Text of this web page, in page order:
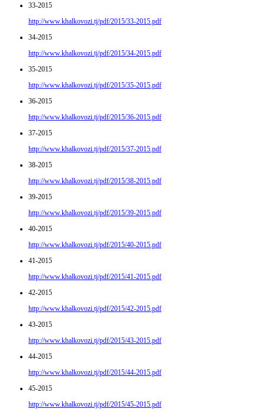
33-2015
http://www.khalkovozi.tj/pdf/2015/33-2015.pdf
34-2015
http://www.khalkovozi.tj/pdf/2015/34-2015.pdf
35-2015
http://www.khalkovozi.tj/pdf/2015/35-2015.pdf
36-2015
http://www.khalkovozi.tj/pdf/2015/36-2015.pdf
37-2015
http://www.khalkovozi.tj/pdf/2015/37-2015.pdf
38-2015
http://www.khalkovozi.tj/pdf/2015/38-2015.pdf
39-2015
http://www.khalkovozi.tj/pdf/2015/39-2015.pdf
40-2015
http://www.khalkovozi.tj/pdf/2015/40-2015.pdf
41-2015
http://www.khalkovozi.tj/pdf/2015/41-2015.pdf
42-2015
http://www.khalkovozi.tj/pdf/2015/42-2015.pdf
43-2015
http://www.khalkovozi.tj/pdf/2015/43-2015.pdf
44-2015
http://www.khalkovozi.tj/pdf/2015/44-2015.pdf
45-2015
http://www.khalkovozi.tj/pdf/2015/45-2015.pdf